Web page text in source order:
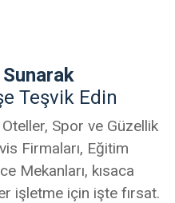
Sunarak
Teşvik Edin
Spor ve Güzellik
Firmaları, Eğitim
Mekanları, kısaca
işletme için işte fırsat.